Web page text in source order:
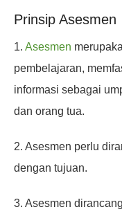
Prinsip Asesmen
1. Asesmen
pembelajaran,
informasi sebagai
dan orang tua.
2. Asesmen perlu
dengan tujuan.
3. Asesmen